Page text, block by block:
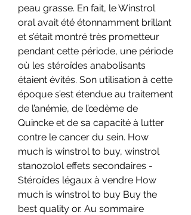
peau grasse. En fait, le Winstrol
oral avait été étonnamment brillant
et s’était montré très prometteur
pendant cette période, une période
où les stéroïdes anabolisants
étaient évités. Son utilisation à cette
époque s’est étendue au traitement
de l’anémie, de l’œdème de
Quincke et de sa capacité à lutter
contre le cancer du sein. How
much is winstrol to buy, winstrol
stanozolol effets secondaires -
Stéroïdes légaux à vendre How
much is winstrol to buy Buy the
best quality or. Au sommaire